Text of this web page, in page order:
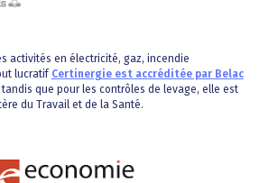
activités en électricité, gaz, incendie
lucratif Certinergie est accréditée par Belac
tandis que pour les contrôles de levage, elle est
du Travail et de la Santé.